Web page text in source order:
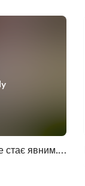
стає явним.